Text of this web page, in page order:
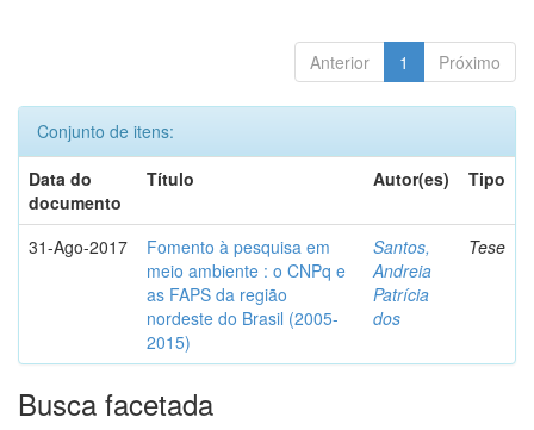
Anterior 1 Próximo
Conjunto de itens:
Data do
documento
Título Autor(es) Tipo
31-Ago-2017
Fomento à pesquisa em
meio ambiente : o CNPq e
as FAPS da região
nordeste do Brasil (2005-
2015)
Santos,
Andreia
Patrícia
dos
Tese
Busca facetada